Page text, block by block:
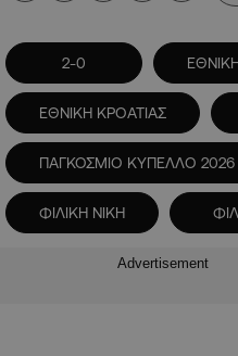
2-0
ΕΘΝΙΚΗ ΚΡΟΑΤΙΑΣ
ΠΑΓΚΟΣΜΙΟ ΚΥΠΕΛΛΟ 2026
ΦΙΛΙΚΗ ΝΙΚΗ
Advertisement